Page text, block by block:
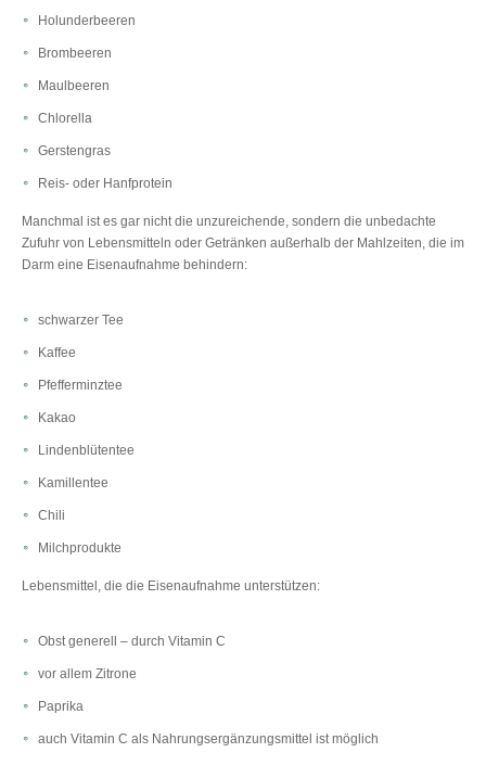
Holunderbeeren
Brombeeren
Maulbeeren
Chlorella
Gerstengras
Reis- oder Hanfprotein
Manchmal ist es gar nicht die unzureichende, sondern die unbedachte
Zufuhr von Lebensmitteln oder Getränken außerhalb der Mahlzeiten, die im
Darm eine Eisenaufnahme behindern:
schwarzer Tee
Kaffee
Pfefferminztee
Kakao
Lindenblütentee
Kamillentee
Chili
Milchprodukte
Lebensmittel, die die Eisenaufnahme unterstützen:
Obst generell – durch Vitamin C
vor allem Zitrone
Paprika
auch Vitamin C als Nahrungsergänzungsmittel ist möglich